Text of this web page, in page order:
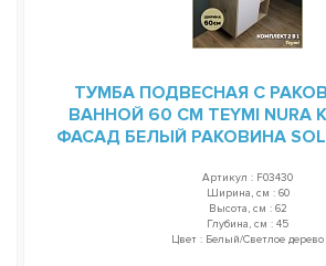
ТУМБА ПОДВЕСНАЯ С
ВАННОЙ 60 СМ TEYMI NURA
ФАСАД БЕЛЫЙ РАКОВИНА
Артикул : F03430
Ширина, см : 60
Высота, см : 62
Глубина, см : 45
Цвет : Белый/Светлое дерево